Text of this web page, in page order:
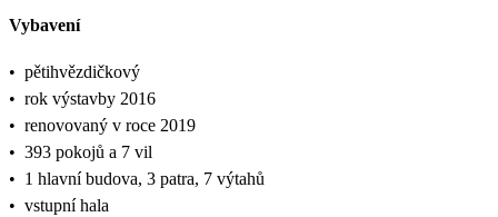
Vybavení
• pětihvězdičkový
• rok výstavby 2016
• renovovaný v roce 2019
• 393 pokojů a 7 vil
• 1 hlavní budova, 3 patra, 7 výtahů
• vstupní hala